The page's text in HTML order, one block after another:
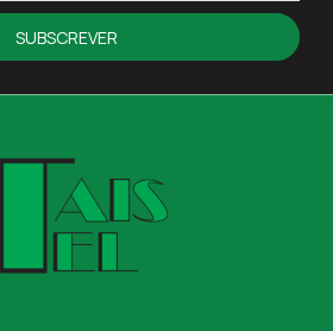
SUBSCREVER